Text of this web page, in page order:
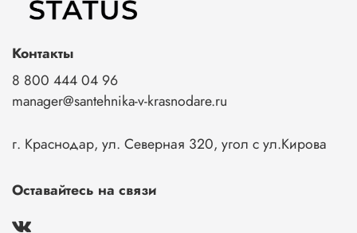
Контакты
8 800 444 04 96
manager@santehnika-v-krasnodare.ru
г. Краснодар, ул. Северная 320, угол с ул.Кирова
Оставайтесь на связи